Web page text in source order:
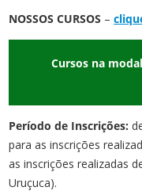
NOSSOS CURSOS –
Cursos na
Período de Inscrições:
para as inscrições
as inscrições realizadas
Uruçuca).